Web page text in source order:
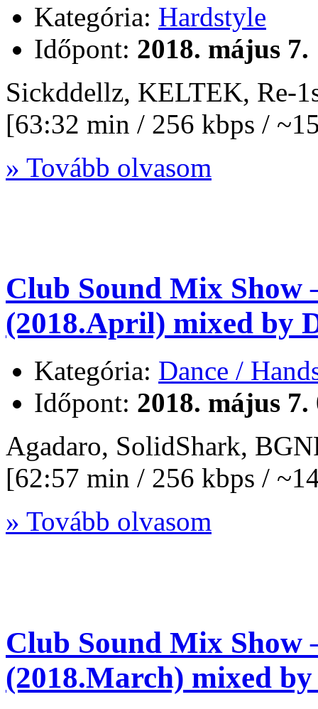
Kategória: Hardstyle
Időpont: 2018. május 7.
Sickddellz, KELTEK, Re-
[63:32 min / 256 kbps /
» Tovább olvasom
Club Sound Mix Show
(2018.April) mixed by
Kategória: Dance /
Időpont: 2018. május 7.
Agadaro, SolidShark,
[62:57 min / 256 kbps /
» Tovább olvasom
Club Sound Mix Show
(2018.March) mixed